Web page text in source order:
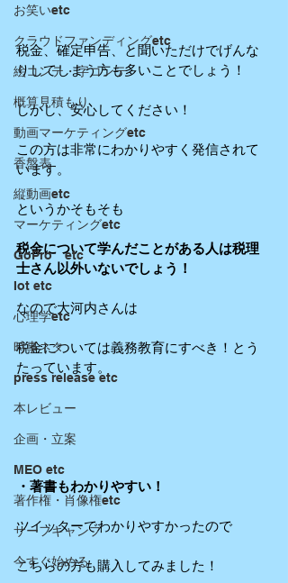
お笑いetc
クラウドファンディングetc
絵コンテ・字コンテ
概算見積もり
動画マーケティングetc
香盤表
縦動画etc
マーケティングetc
GoPro etc
Iot etc
心理学etc
時事ネタ
press release etc
本レビュー
企画・立案
MEO etc
著作権・肖像権etc
サーフキャンプ
今すぐ始める
税金、確定申告、と聞いただけでげんな
りしてしまう方も多いことでしょう！
しかし、安心してください！
この方は非常にわかりやすく発信されて
います。
というかそもそも
税金について学んだことがある人は税理
士さん以外いないでしょう！
なので大河内さんは
税金については義務教育にすべき！とう
たっています。
・著書もわかりやすい！
ツイッターでわかりやすかったので
こちらの方も購入してみました！